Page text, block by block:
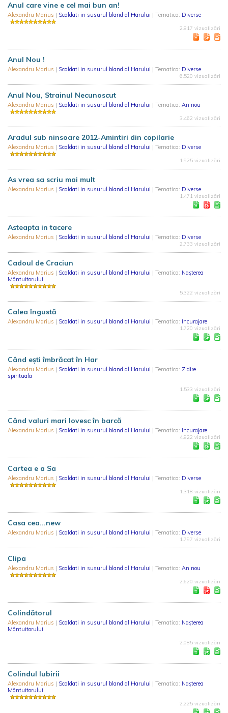
Anul care vine e cel mai bun an!
Alexandru Marius | Scaldati in susurul bland al Harului | Tematica: Diverse
2.817 vizualizări
Anul Nou !
Alexandru Marius | Scaldati in susurul bland al Harului | Tematica: Diverse
6.520 vizualizări
Anul Nou, Strainul Necunoscut
Alexandru Marius | Scaldati in susurul bland al Harului | Tematica: An nou
3.462 vizualizări
Aradul sub ninsoare 2012-Amintiri din copilarie
Alexandru Marius | Scaldati in susurul bland al Harului | Tematica: Diverse
1.925 vizualizări
As vrea sa scriu mai mult
Alexandru Marius | Scaldati in susurul bland al Harului | Tematica: Diverse
1.471 vizualizări
Asteapta in tacere
Alexandru Marius | Scaldati in susurul bland al Harului | Tematica: Diverse
2.733 vizualizări
Cadoul de Craciun
Alexandru Marius | Scaldati in susurul bland al Harului | Tematica: Nașterea
Mântuitorului
5.322 vizualizări
Calea îngustă
Alexandru Marius | Scaldati in susurul bland al Harului | Tematica: Incurajare
1.720 vizualizări
Când eşti îmbrăcat în Har
Alexandru Marius | Scaldati in susurul bland al Harului | Tematica: Zidire
spirituala
1.533 vizualizări
Când valuri mari lovesc în barcă
Alexandru Marius | Scaldati in susurul bland al Harului | Tematica: Incurajare
4.922 vizualizări
Cartea e a Sa
Alexandru Marius | Scaldati in susurul bland al Harului | Tematica: Diverse
1.318 vizualizări
Casa cea...new
Alexandru Marius | Scaldati in susurul bland al Harului | Tematica: Diverse
1.797 vizualizări
Clipa
Alexandru Marius | Scaldati in susurul bland al Harului | Tematica: An nou
2.620 vizualizări
Colindătorul
Alexandru Marius | Scaldati in susurul bland al Harului | Tematica: Nașterea
Mântuitorului
2.085 vizualizări
Colindul Iubirii
Alexandru Marius | Scaldati in susurul bland al Harului | Tematica: Nașterea
Mântuitorului
2.225 vizualizări